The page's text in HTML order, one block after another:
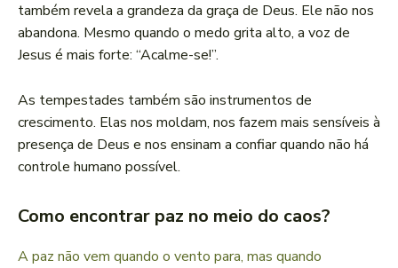
também revela a grandeza da graça de Deus. Ele não nos
abandona. Mesmo quando o medo grita alto, a voz de
Jesus é mais forte: “Acalme-se!”.
As tempestades também são instrumentos de
crescimento. Elas nos moldam, nos fazem mais sensíveis à
presença de Deus e nos ensinam a confiar quando não há
controle humano possível.
Como encontrar paz no meio do caos?
A paz não vem quando o vento para, mas quando